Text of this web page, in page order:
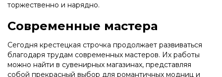
торжественно и нарядно.
Современные мастера
Сегодня крестецкая строчка продолжает развиваться
благодаря трудам современных мастеров. Их работы
можно найти в сувенирных магазинах, представляя
собой прекрасный выбор для романтичных модниц и